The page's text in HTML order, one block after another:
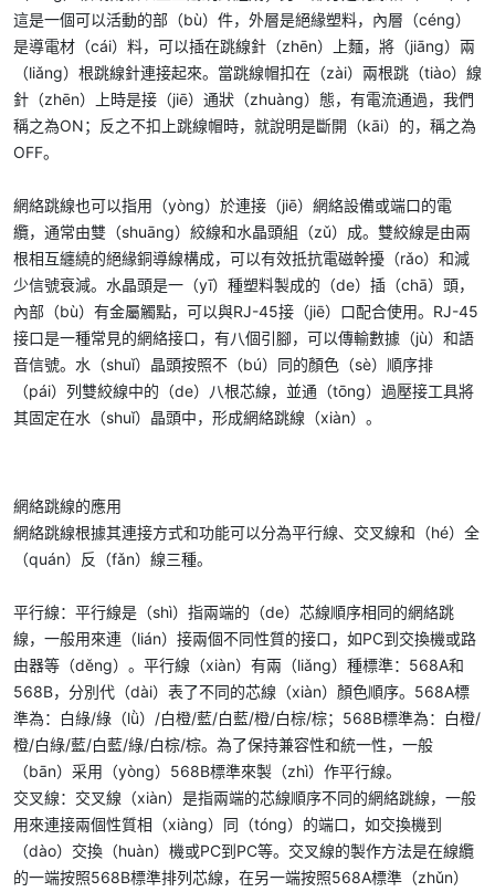
這是一個可以活動的部（bù）件，外層是絕緣塑料，內層（céng）
是導電材（cái）料，可以插在跳線針（zhēn）上麵，將（jiāng）兩
（liǎng）根跳線針連接起來。當跳線帽扣在（zài）兩根跳（tiào）線
針（zhēn）上時是接（jiē）通狀（zhuàng）態，有電流通過，我們
稱之為ON；反之不扣上跳線帽時，就說明是斷開（kāi）的，稱之為
OFF。
網絡跳線也可以指用（yòng）於連接（jiē）網絡設備或端口的電
纜，通常由雙（shuāng）絞線和水晶頭組（zǔ）成。雙絞線是由兩
根相互纏繞的絕緣銅導線構成，可以有效抵抗電磁幹擾（rǎo）和減
少信號衰減。水晶頭是一（yī）種塑料製成的（de）插（chā）頭，
內部（bù）有金屬觸點，可以與RJ-45接（jiē）口配合使用。RJ-45
接口是一種常見的網絡接口，有八個引腳，可以傳輸數據（jù）和語
音信號。水（shuǐ）晶頭按照不（bú）同的顏色（sè）順序排
（pái）列雙絞線中的（de）八根芯線，並通（tōng）過壓接工具將
其固定在水（shuǐ）晶頭中，形成網絡跳線（xiàn）。
網絡跳線的應用
網絡跳線根據其連接方式和功能可以分為平行線、交叉線和（hé）全
（quán）反（fǎn）線三種。
平行線：平行線是（shì）指兩端的（de）芯線順序相同的網絡跳
線，一般用來連（lián）接兩個不同性質的接口，如PC到交換機或路
由器等（děng）。平行線（xiàn）有兩（liǎng）種標準：568A和
568B，分別代（dài）表了不同的芯線（xiàn）顏色順序。568A標
準為：白綠/綠（lǜ）/白橙/藍/白藍/橙/白棕/棕；568B標準為：白橙/
橙/白綠/藍/白藍/綠/白棕/棕。為了保持兼容性和統一性，一般
（bān）采用（yòng）568B標準來製（zhì）作平行線。
交叉線：交叉線（xiàn）是指兩端的芯線順序不同的網絡跳線，一般
用來連接兩個性質相（xiàng）同（tóng）的端口，如交換機到
（dào）交換（huàn）機或PC到PC等。交叉線的製作方法是在線纜
的一端按照568B標準排列芯線，在另一端按照568A標準（zhǔn）